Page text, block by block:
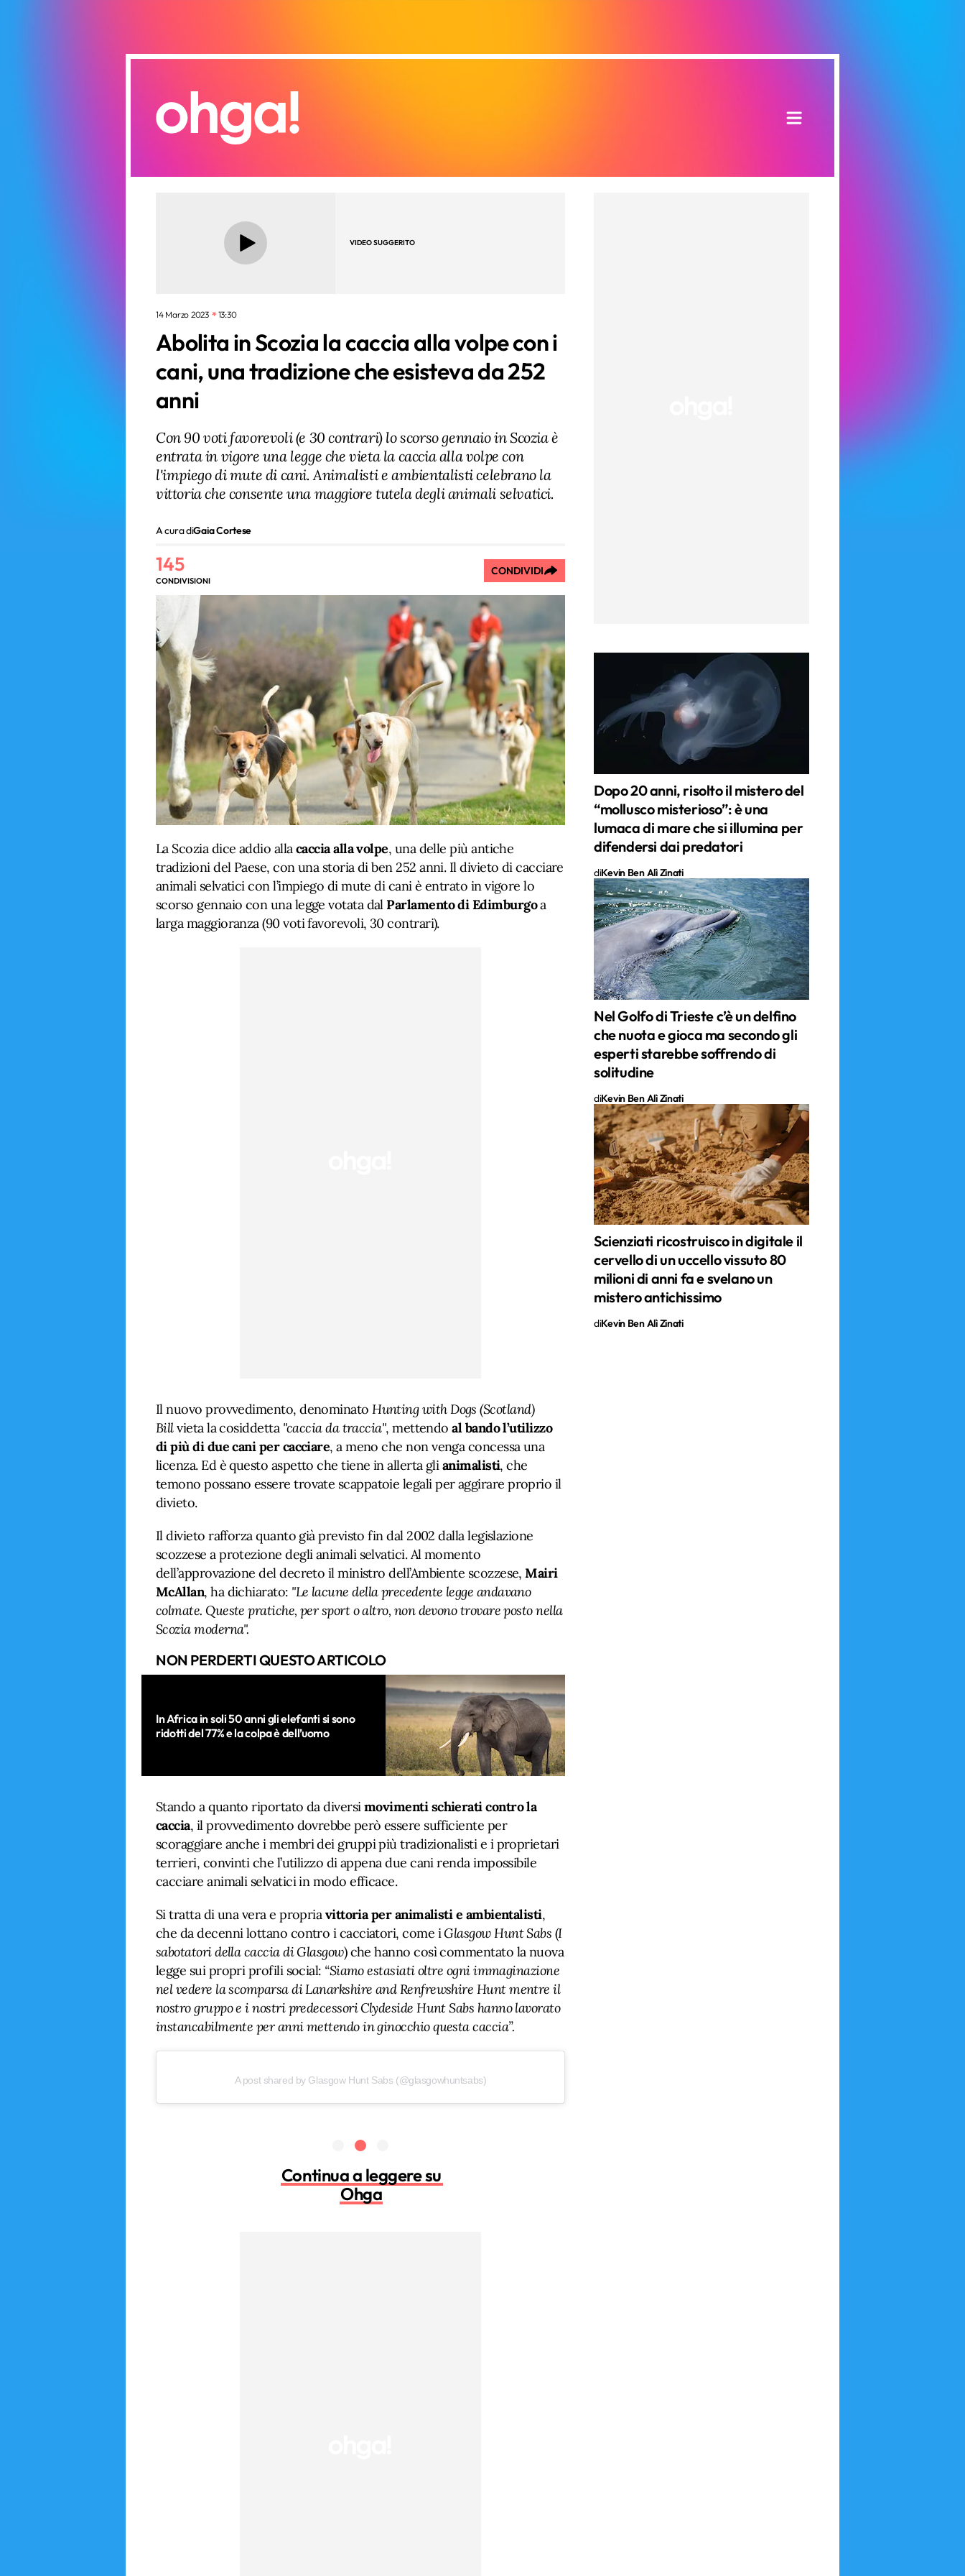
VIDEO SUGGERITO
14 Marzo 2023 13:30
Abolita in Scozia la caccia alla volpe con i
cani, una tradizione che esisteva da 252
anni
Con 90 voti favorevoli (e 30 contrari) lo scorso gennaio in Scozia è
entrata in vigore una legge che vieta la caccia alla volpe con
l'impiego di mute di cani. Animalisti e ambientalisti celebrano la
vittoria che consente una maggiore tutela degli animali selvatici.
A cura diGaia Cortese
145
CONDIVISIONI
CONDIVIDI
La Scozia dice addio allacaccia alla volpe, una delle più antiche
tradizioni del Paese, con una storia di ben 252 anni. Il divieto di cacciare
animali selvatici con l’impiego di mute di cani è entrato in vigore lo
scorso gennaio con una legge votata dalParlamento di Edimburgoa
larga maggioranza (90 voti favorevoli, 30 contrari).
Il nuovo provvedimento, denominatoHunting with Dogs (Scotland)
Billvieta la cosiddetta "caccia da traccia", mettendoal bando l’utilizzo
di più di due cani per cacciare, a meno che non venga concessa una
licenza. Ed è questo aspetto che tiene in allerta glianimalisti, che
temono possano essere trovate scappatoie legali per aggirare proprio il
divieto.
Il divieto rafforza quanto già previsto fin dal 2002 dalla legislazione
scozzese a protezione degli animali selvatici. Al momento
dell’approvazione del decreto il ministro dell’Ambiente scozzese,Mairi
McAllan, ha dichiarato: "Le lacune della precedente legge andavano
colmate. Queste pratiche, per sport o altro, non devono trovare posto nella
Scozia moderna".
NON PERDERTI QUESTO ARTICOLO
In Africa in soli 50 anni gli elefanti si sono
ridotti del 77% e la colpa è dell’uomo
Stando a quanto riportato da diversimovimenti schierati contro la
caccia, il provvedimento dovrebbe però essere sufficiente per
scoraggiare anche i membri dei gruppi più tradizionalisti e i proprietari
terrieri, convinti che l’utilizzo di appena due cani renda impossibile
cacciare animali selvatici in modo efficace.
Si tratta di una vera e propriavittoria per animalisti e ambientalisti,
che da decenni lottano contro i cacciatori, come iGlasgow Hunt Sabs (I
sabotatori della caccia di Glasgow) che hanno così commentato la nuova
legge sui propri profili social: “Siamo estasiati oltre ogni immaginazione
nel vedere la scomparsa di Lanarkshire and Renfrewshire Hunt mentre il
nostro gruppo e i nostri predecessori Clydeside Hunt Sabs hanno lavorato
instancabilmente per anni mettendo in ginocchio questa caccia”.
A post shared by Glasgow Hunt Sabs (@glasgowhuntsabs)
Continua a leggere su
Ohga
Dopo 20 anni, risolto il mistero del
“mollusco misterioso”: è una
lumaca di mare che si illumina per
difendersi dai predatori
diKevin Ben Alì Zinati
Nel Golfo di Trieste c’è un delfino
che nuota e gioca ma secondo gli
esperti starebbe soffrendo di
solitudine
diKevin Ben Alì Zinati
Scienziati ricostruisco in digitale il
cervello di un uccello vissuto 80
milioni di anni fa e svelano un
mistero antichissimo
diKevin Ben Alì Zinati